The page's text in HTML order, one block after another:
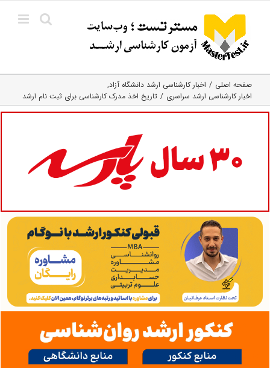
content
صفحه اصلی
اخبار کارشناسی ارشد دانشگاه آزاد
اخبار کارشناسی ارشد سراسری
تاریخ اخذ مدرک کارشناسی برای ثبت نام ارشد